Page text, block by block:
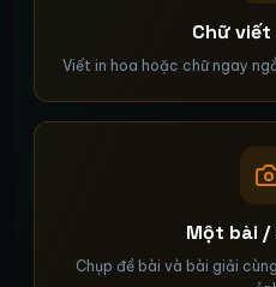
Chữ
Viết in hoa hoặc chữ ngay
Một bài /
Chụp đề bài và bài giải